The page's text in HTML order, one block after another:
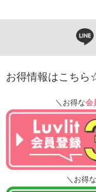
お得情報はこちら
＼お得な会
＼お得な